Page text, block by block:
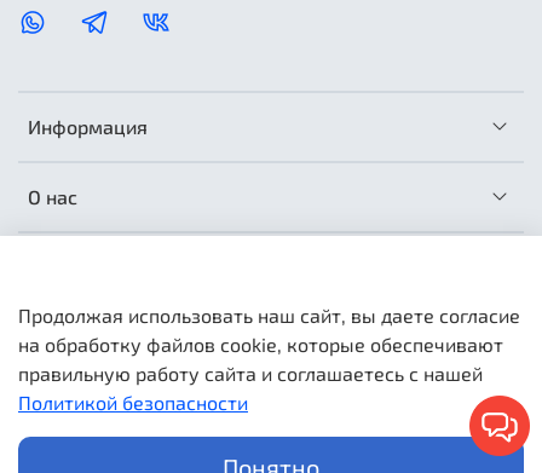
Информация
О нас
МатрасОптТорг © 2026 Любое использование контента без
письменного разрешения запрещено. Информация и цены
носят справочный характер и не являются публичной
Продолжая использовать наш сайт, вы даете согласие
на обработку файлов cookie, которые обеспечивают
правильную работу сайта и соглашаетесь с нашей
Политикой безопасности
Понятно